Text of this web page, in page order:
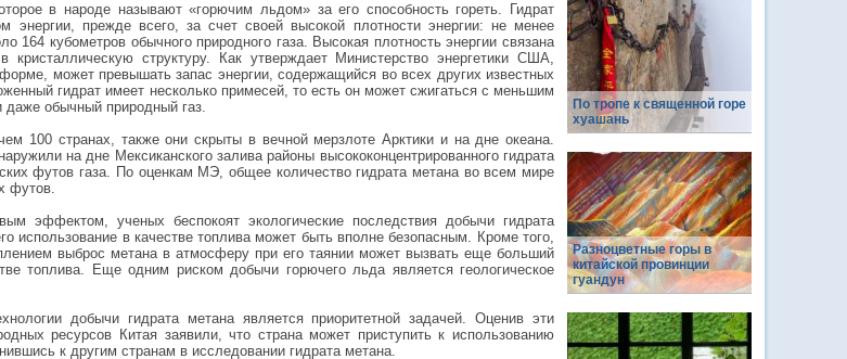
в народе называют «горючим льдом» за его способность гореть. Гидрат
энергии, прежде всего, за счет своей высокой плотности энергии: не менее
164 кубометров обычного природного газа. Высокая плотность энергии связана
структуру. Как утверждает Министерство энергетики США,
может превышать запас энергии, содержащийся во всех других известных
гидрат имеет несколько примесей, то есть он может сжигаться с меньшим
обычный природный газ.
100 странах, также они скрыты в вечной мерзлоте Арктики и на дне океана.
на дне Мексиканского залива районы высококонцентрированного гидрата
футов газа. По оценкам МЭ, общее количество гидрата метана во всем мире
футов.
эффектом, ученых беспокоят экологические последствия добычи гидрата
использование в качестве топлива может быть вполне безопасным. Кроме того,
выброс метана в атмосферу при его таянии может вызвать еще больший
топлива. Еще одним риском добычи горючего льда является геологическое
добычи гидрата метана является приоритетной задачей. Оценив эти
ресурсов Китая заявили, что страна может приступить к использованию
к другим странам в исследовании гидрата метана.
По тропе к священной горе
хуашань
Разноцветные горы в
китайской провинции
гуандун